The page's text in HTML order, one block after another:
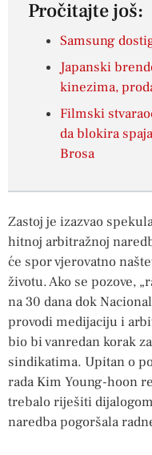
Pročitajte još:
Samsung
Japanski
kinezima,
Filmski
da blokira
Brosa
Zastoj je izazvao
hitnoj arbitražnoj
će spor vjerovatno
životu. Ako se pozove,
na 30 dana dok
provodi medijaciju i
bio bi vanredan korak
sindikatima. Upitan o
rada Kim Young-hoon
trebalo riješiti
naredba pogoršala